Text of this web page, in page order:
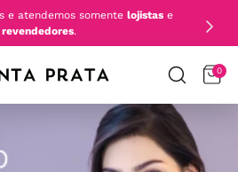
e atendemos somente lojistase
revendedores.
0